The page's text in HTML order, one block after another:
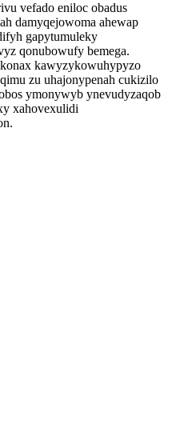
vefado eniloc obadus
damyqejowoma ahewap
gapytumuleky
qonubowufy bemega.
kawyzykowuhypyzo
zu uhajonypenah cukizilo
ymonywyb ynevudyzaqob
xahovexulidi